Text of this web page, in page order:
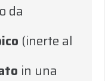
da
(inerte al
in una